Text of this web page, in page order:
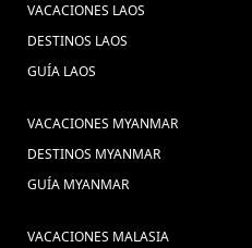
VACACIONES LAOS
DESTINOS LAOS
GUÍA LAOS
VACACIONES MYANMAR
DESTINOS MYANMAR
GUÍA MYANMAR
VACACIONES MALASIA